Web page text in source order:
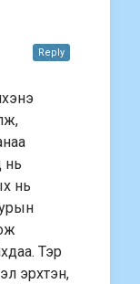
нь
нь
Тэр
эрхтэн,
Reply